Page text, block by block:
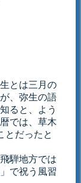
とは三月の
、弥生の語
ると、よう
では、草木
とだったと
騨地方では
で祝う風習